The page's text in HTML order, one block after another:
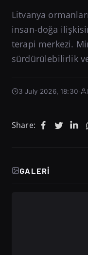
Litvanya
insan-doğa
terapi merkezi.
sürdürülebilirlik
3 July 2026, 18:30
Share:
GALERI